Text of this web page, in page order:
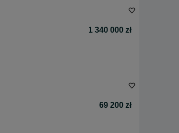
1 340 000 zł
69 200 zł